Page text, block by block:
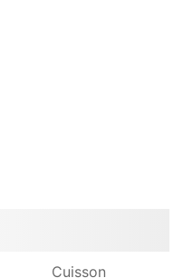
Cuisson